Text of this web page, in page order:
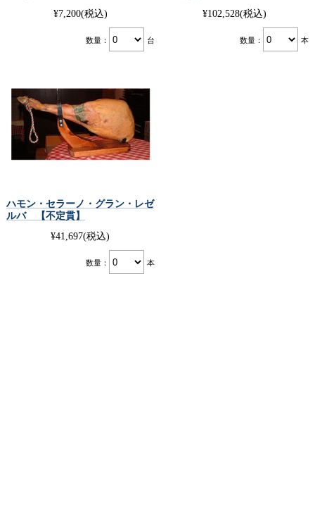
¥7,200(税込)
数量： 台
¥102,528(税込)
数量： 本
ハモン・セラーノ・グラン・レゼ
ルバ 【不定貫】
¥41,697(税込)
数量： 本